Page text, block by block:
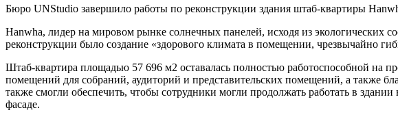
Бюро UNStudio завершило работы по реконструкции здания штаб-квартиры
Hanwha, лидер на мировом рынке солнечных панелей, исходя из экологических
реконструкции было создание «здорового климата в помещении, чрезвычайно
Штаб-квартира площадью 57 696 м2 оставалась полностью работоспособной на
помещений для собраний, аудиторий и представительских помещений, а также
также смогли обеспечить, чтобы сотрудники могли продолжать работать в
фасаде.